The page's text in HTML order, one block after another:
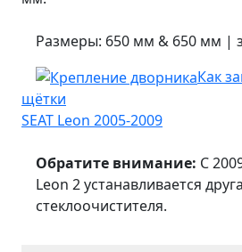
Размеры: 650 мм & 650 мм |
Как
щётки
SEAT Leon 2005-2009
Обратите внимание: С
Leon 2 устанавливается
стеклоочистителя.